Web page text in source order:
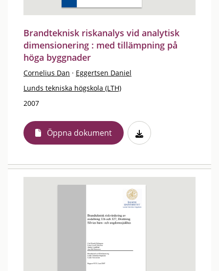
Brandteknisk riskanalys vid analytisk
dimensionering : med tillämpning på
höga byggnader
Cornelius Dan · Eggertsen Daniel
Lunds tekniska högskola (LTH)
2007
Öppna dokument